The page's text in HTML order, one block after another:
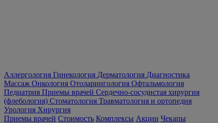
Аллергология Гинекология Дерматология Диагностика
Массаж Онкология Отоларингология Офтальмология
Педиатрия Приемы врачей Сердечно-сосудистая хирургия
(флебология) Стоматология Травматология и ортопедия
Урология Хирургия
Приемы врачей Стоимость Комплексы Акции Чекапы